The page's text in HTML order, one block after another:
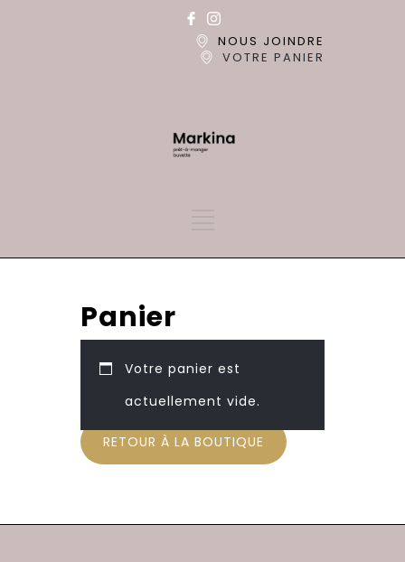
NOUS JOINDRE
VOTRE PANIER
Panier
Votre panier est
actuellement vide.
RETOUR À LA BOUTIQUE